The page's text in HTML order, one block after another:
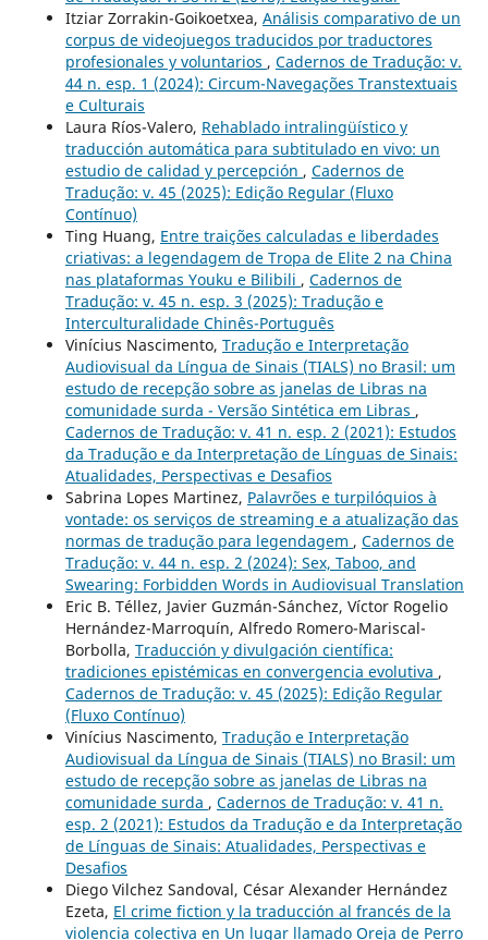
Itziar Zorrakin-Goikoetxea, Análisis comparativo de un
corpus de videojuegos traducidos por traductores
profesionales y voluntarios , Cadernos de Tradução: v.
44 n. esp. 1 (2024): Circum-Navegações Transtextuais
e Culturais
Laura Ríos-Valero, Rehablado intralingüístico y
traducción automática para subtitulado en vivo: un
estudio de calidad y percepción , Cadernos de
Tradução: v. 45 (2025): Edição Regular (Fluxo
Contínuo)
Ting Huang, Entre traições calculadas e liberdades
criativas: a legendagem de Tropa de Elite 2 na China
nas plataformas Youku e Bilibili , Cadernos de
Tradução: v. 45 n. esp. 3 (2025): Tradução e
Interculturalidade Chinês-Português
Vinícius Nascimento, Tradução e Interpretação
Audiovisual da Língua de Sinais (TIALS) no Brasil: um
estudo de recepção sobre as janelas de Libras na
comunidade surda - Versão Sintética em Libras ,
Cadernos de Tradução: v. 41 n. esp. 2 (2021): Estudos
da Tradução e da Interpretação de Línguas de Sinais:
Atualidades, Perspectivas e Desafios
Sabrina Lopes Martinez, Palavrões e turpilóquios à
vontade: os serviços de streaming e a atualização das
normas de tradução para legendagem , Cadernos de
Tradução: v. 44 n. esp. 2 (2024): Sex, Taboo, and
Swearing: Forbidden Words in Audiovisual Translation
Eric B. Téllez, Javier Guzmán-Sánchez, Víctor Rogelio
Hernández-Marroquín, Alfredo Romero-Mariscal-
Borbolla, Traducción y divulgación científica:
tradiciones epistémicas en convergencia evolutiva ,
Cadernos de Tradução: v. 45 (2025): Edição Regular
(Fluxo Contínuo)
Vinícius Nascimento, Tradução e Interpretação
Audiovisual da Língua de Sinais (TIALS) no Brasil: um
estudo de recepção sobre as janelas de Libras na
comunidade surda , Cadernos de Tradução: v. 41 n.
esp. 2 (2021): Estudos da Tradução e da Interpretação
de Línguas de Sinais: Atualidades, Perspectivas e
Desafios
Diego Vilchez Sandoval, César Alexander Hernández
Ezeta, El crime fiction y la traducción al francés de la
violencia colectiva en Un lugar llamado Oreja de Perro